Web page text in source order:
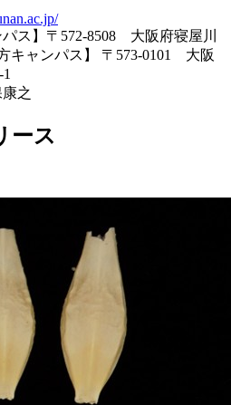
パス】〒572-8508 大阪府寝屋川
キャンパス】 〒573-0101 大阪
之
ース